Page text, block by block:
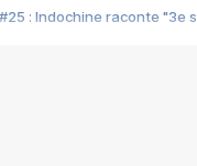
#25 : Indochine raconte "3e